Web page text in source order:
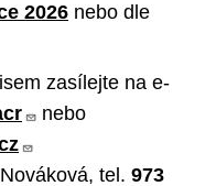
2026 nebo dle
zasílejte na e-
nebo
tel. 973